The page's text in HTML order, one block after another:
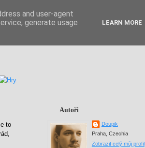
to
Autoři
Doupik
Praha, Czechia
Zobrazit celý můj profil
and user-agent
generate usage
LEARN MORE